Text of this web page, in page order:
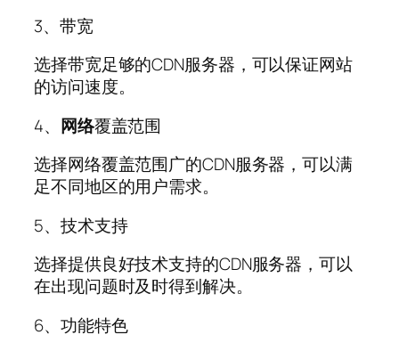
3、带宽
选择带宽足够的CDN服务器，可以保证网站
的访问速度。
4、 网络覆盖范围
选择网络覆盖范围广的CDN服务器，可以满
足不同地区的用户需求。
5、技术支持
选择提供良好技术支持的CDN服务器，可以
在出现问题时及时得到解决。
6、功能特色